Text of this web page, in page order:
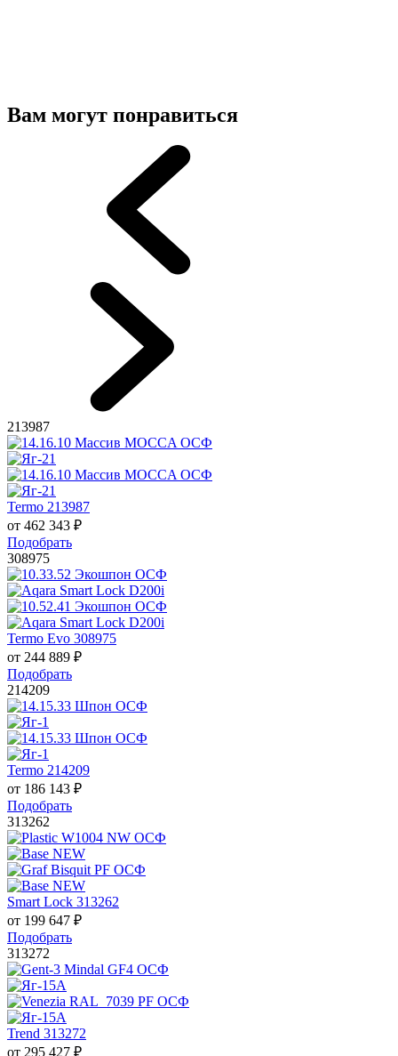
Вам могут понравиться
213987
Termo 213987
от 462 343 ₽
Подобрать
308975
Termo Evo 308975
от 244 889 ₽
Подобрать
214209
Termo 214209
от 186 143 ₽
Подобрать
313262
Smart Lock 313262
от 199 647 ₽
Подобрать
313272
Trend 313272
от 295 427 ₽